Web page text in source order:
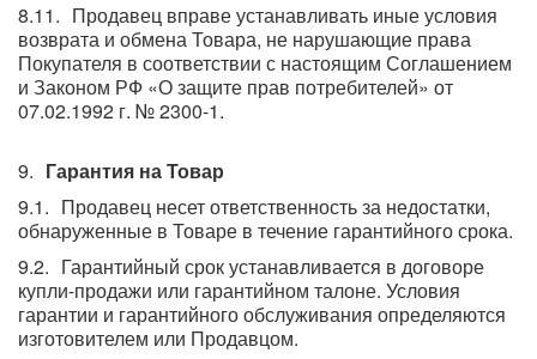
Продавец вправе устанавливать иные условия
возврата и обмена Товара, не нарушающие права
Покупателя в соответствии с настоящим Соглашением
и Законом РФ «О защите прав потребителей» от
07.02.1992 г. № 2300-1.
Гарантия на Товар
Продавец несет ответственность за недостатки,
обнаруженные в Товаре в течение гарантийного срока.
Гарантийный срок устанавливается в договоре
купли-продажи или гарантийном талоне. Условия
гарантии и гарантийного обслуживания определяются
изготовителем или Продавцом.